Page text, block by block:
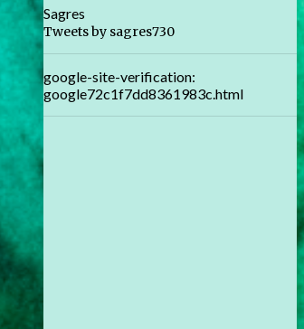
Sagres
Tweets by sagres730
google-site-verification:
google72c1f7dd8361983c.html